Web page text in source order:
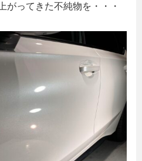
がってきた不純物を・・・